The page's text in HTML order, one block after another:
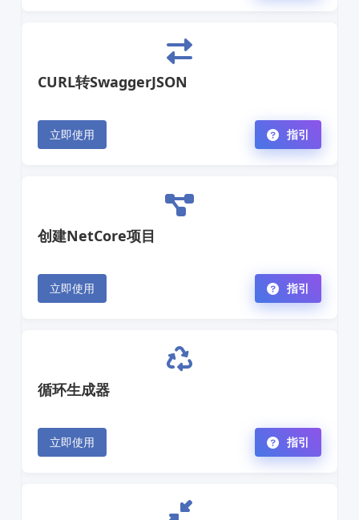
CURL转SwaggerJSON
立即使用 指引
创建NetCore项目
立即使用 指引
循环生成器
立即使用 指引